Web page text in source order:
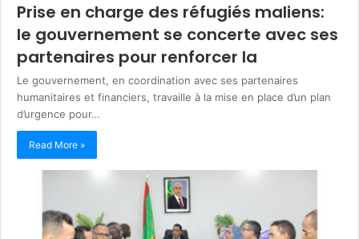
Prise en charge des réfugiés maliens:
le gouvernement se concerte avec ses
partenaires pour renforcer la
Le gouvernement, en coordination avec ses partenaires
humanitaires et financiers, travaille à la mise en place d’un plan
d’urgence pour…
Read More »